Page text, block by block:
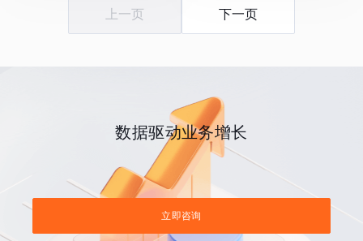
上一页 下一页
数据驱动业务增长
立即咨询